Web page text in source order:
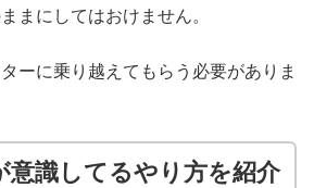
まにしてはおけません。
ーに乗り越えてもらう必要がありま
意識してるやり方を紹介